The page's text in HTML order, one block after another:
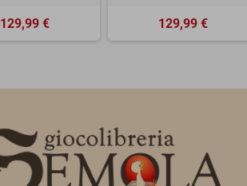
129,99 € 129,99 €